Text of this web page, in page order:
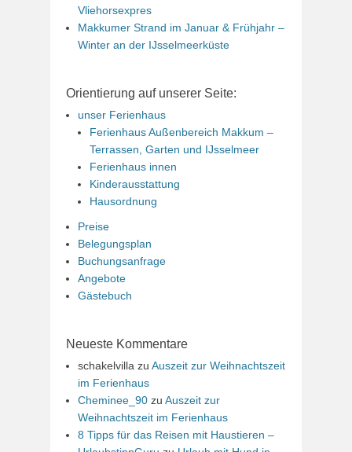
Vliehorsexpres
Makkumer Strand im Januar & Frühjahr –
Winter an der IJsselmeerküste
Orientierung auf unserer Seite:
unser Ferienhaus
Ferienhaus Außenbereich Makkum –
Terrassen, Garten und IJsselmeer
Ferienhaus innen
Kinderausstattung
Hausordnung
Preise
Belegungsplan
Buchungsanfrage
Angebote
Gästebuch
Neueste Kommentare
schakelvilla zu Auszeit zur Weihnachtszeit
im Ferienhaus
Cheminee_90 zu Auszeit zur
Weihnachtszeit im Ferienhaus
8 Tipps für das Reisen mit Haustieren –